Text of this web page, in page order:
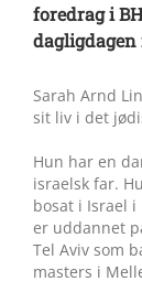
foredrag i
dagligdagen
Sarah Arnd
sit liv i det
Hun har en
israelsk far.
bosat i Israel
er uddannet
Tel Aviv som
masters i